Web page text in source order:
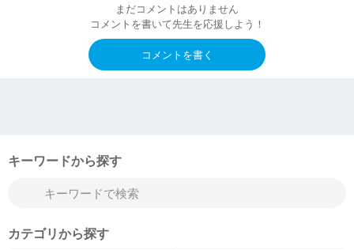
まだコメントはありません
コメントを書いて先生を応援しよう！
コメントを書く
キーワードから探す
カテゴリから探す